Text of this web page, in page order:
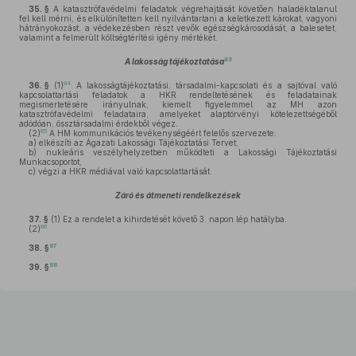
35. § A katasztrófavédelmi feladatok végrehajtását követően haladéktalanul
fel kell mérni, és elkülönítetten kell nyilvántartani a keletkezett károkat, vagyoni
hátrányokozást, a védekezésben részt vevők egészségkárosodását, a balesetet,
valamint a felmerült költségtérítési igény mértékét.
A lakosság tájékoztatása83
36. § (1)84
A lakosságtájékoztatási, társadalmi-kapcsolati és a sajtóval való
kapcsolattartási feladatok a HKR rendeltetésének és feladatainak
megismertetésére irányulnak, kiemelt figyelemmel az MH azon
katasztrófavédelmi feladataira, amelyeket alaptörvényi kötelezettségéből
adódóan, össztársadalmi érdekből végez.
(2)85 A HM kommunikációs tevékenységéért felelős szervezete:
a) elkészíti az Ágazati Lakossági Tájékoztatási Tervet,
b) nukleáris veszélyhelyzetben működteti a Lakossági Tájékoztatási
Munkacsoportot,
c) végzi a HKR médiával való kapcsolattartását.
Záró és átmeneti rendelkezések
37. § (1) Ez a rendelet a kihirdetését követő 3. napon lép hatályba.
(2)86
38. § 87
39. § 88